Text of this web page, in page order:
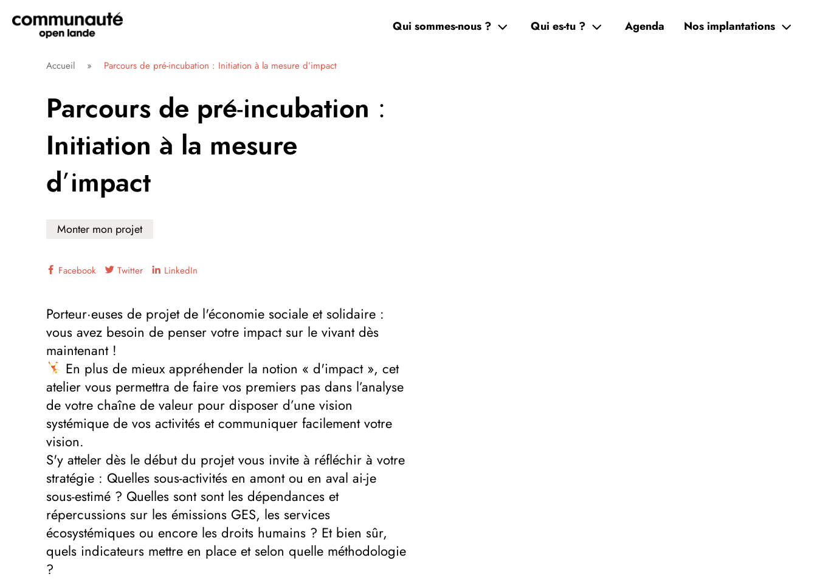
directement
Communauté Open Lande
Qui sommes-nous ? Qui es-tu ? Agenda Nos implantations
Accueil » Parcours de pré-incubation : Initiation à la mesure d’impact
Parcours de pré-incubation :
Initiation à la mesure
d’impact
Monter mon projet
Facebook Twitter LinkedIn
Porteur·euses de projet de l'économie sociale et solidaire :
vous avez besoin de penser votre impact sur le vivant dès
maintenant !
En plus de mieux appréhender la notion « d'impact », cet
atelier vous permettra de faire vos premiers pas dans l’analyse
de votre chaîne de valeur pour disposer d’une vision
systémique de vos activités et communiquer facilement votre
vision.
S'y atteler dès le début du projet vous invite à réfléchir à votre
stratégie : Quelles sous-activités en amont ou en aval ai-je
sous-estimé ? Quelles sont sont les dépendances et
répercussions sur les émissions GES, les services
écosystémiques ou encore les droits humains ? Et bien sûr,
quels indicateurs mettre en place et selon quelle méthodologie
?